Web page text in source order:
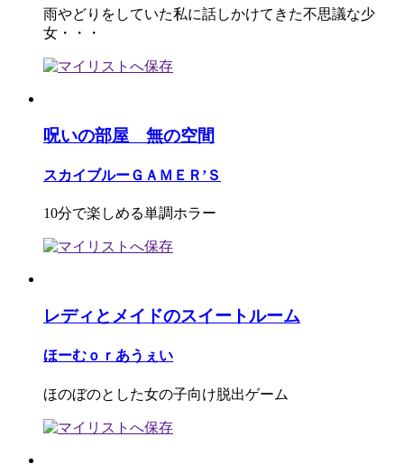
雨やどりをしていた私に話しかけてきた不思議な少
女・・・
呪いの部屋 無の空間
スカイブルーＧＡＭＥＲ’Ｓ
10分で楽しめる単調ホラー
レディとメイドのスイートルーム
ほーむｏｒあうぇい
ほのぼのとした女の子向け脱出ゲーム